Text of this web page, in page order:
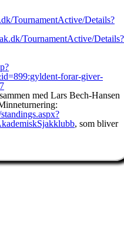
TournamentActive/Details?
TournamentActive/Details?
forar-giver-
med Lars Bech-Hansen
, som bliver